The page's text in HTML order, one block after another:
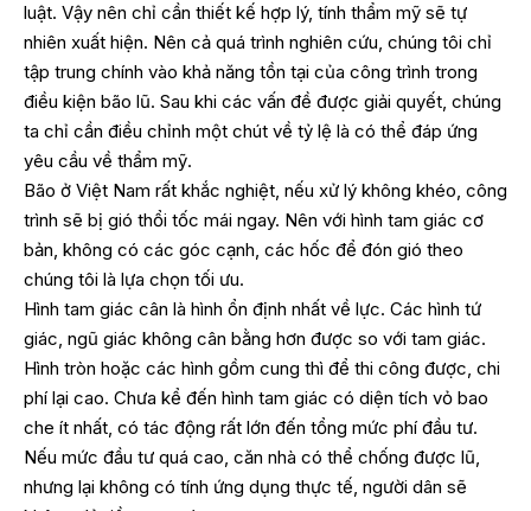
luật. Vậy nên chỉ cần thiết kế hợp lý, tính thẩm mỹ sẽ tự
nhiên xuất hiện. Nên cả quá trình nghiên cứu, chúng tôi chỉ
tập trung chính vào khả năng tồn tại của công trình trong
điều kiện bão lũ. Sau khi các vấn đề được giải quyết, chúng
ta chỉ cần điều chỉnh một chút về tỷ lệ là có thể đáp ứng
yêu cầu về thẩm mỹ.
Bão ở Việt Nam rất khắc nghiệt, nếu xử lý không khéo, công
trình sẽ bị gió thổi tốc mái ngay. Nên với hình tam giác cơ
bản, không có các góc cạnh, các hốc để đón gió theo
chúng tôi là lựa chọn tối ưu.
Hình tam giác cân là hình ổn định nhất về lực. Các hình tứ
giác, ngũ giác không cân bằng hơn được so với tam giác.
Hình tròn hoặc các hình gồm cung thì để thi công được, chi
phí lại cao. Chưa kể đến hình tam giác có diện tích vỏ bao
che ít nhất, có tác động rất lớn đến tổng mức phí đầu tư.
Nếu mức đầu tư quá cao, căn nhà có thể chống được lũ,
nhưng lại không có tính ứng dụng thực tế, người dân sẽ